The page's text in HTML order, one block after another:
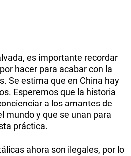
es importante recordar
hacer para acabar con la
Se estima que en China hay
Esperemos que la historia
a los amantes de
mundo y que se unan para
práctica.
ahora son ilegales, por lo